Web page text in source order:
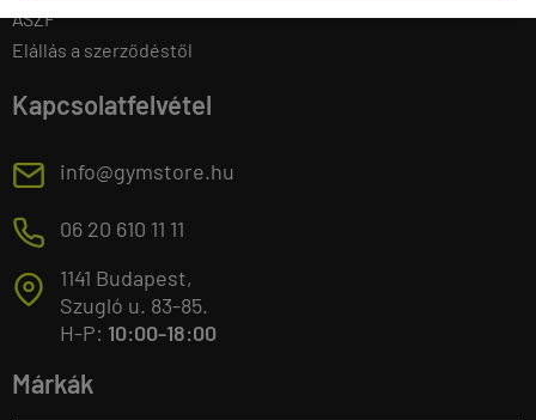
ÁSZF
Elállás a szerződéstől
Kapcsolatfelvétel
E info@gymstore.hu
M 06 20 610 11 11
T
1141 Budapest,
Szugló u. 83-85.
H-P: 10:00-18:00
Márkák